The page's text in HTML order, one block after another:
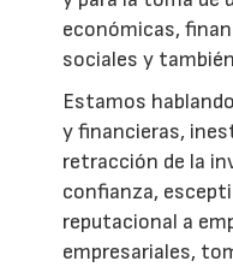
económicas,
sociales y
Estamos
y financieras,
retracción de la
confianza,
reputacional a
empresariales,